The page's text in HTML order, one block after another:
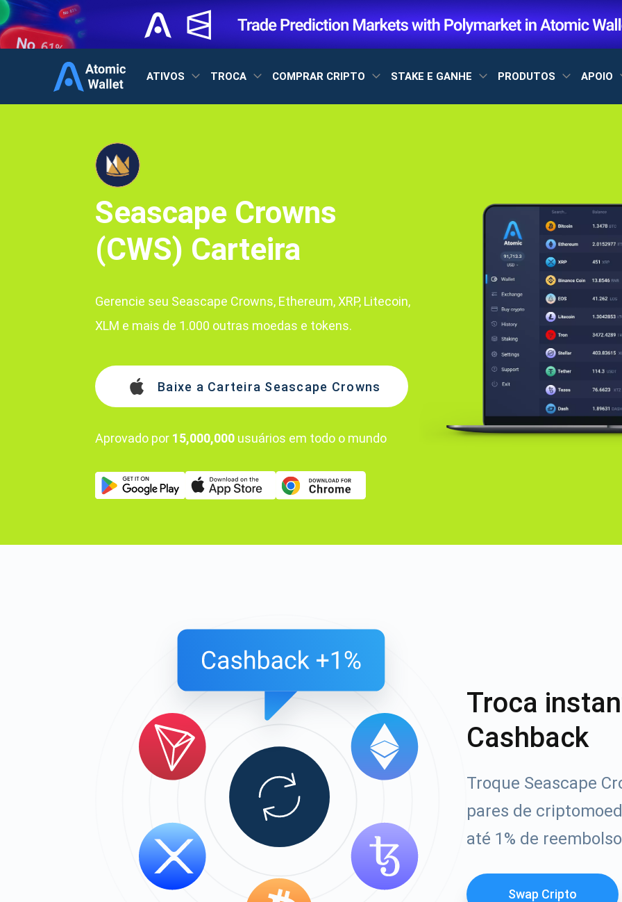
ATIVOS TROCA COMPRAR CRIPTO STAKE E GANHE PRODUTOS APOIO
Seascape Crowns
(CWS) Carteira
Gerencie seu Seascape Crowns, Ethereum, XRP, Litecoin,
XLM e mais de 1.000 outras moedas e tokens.
Baixe a Carteira Seascape Crowns
Aprovado por 15,000,000 usuários em todo o mundo
Troca
Cashback
Troque Seascape
pares de
até 1% de reembolso
Swap Cripto